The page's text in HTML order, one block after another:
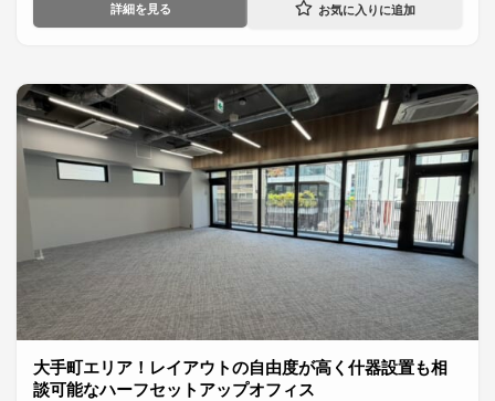
詳細を見る
大手町エリア！レイアウトの自由度が高く什器設置も相
談可能なハーフセットアップオフィス